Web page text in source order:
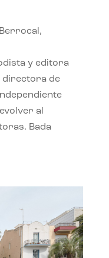
y editora
directora de
al
Bada